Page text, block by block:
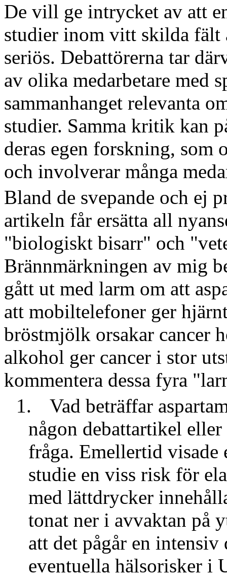
De vill ge intrycket av att
studier inom vitt skilda fält
seriös. Debattörerna tar
av olika medarbetare med
sammanhanget relevanta
studier. Samma kritik kan
deras egen forskning, som
och involverar många
Bland de svepande och ej
artikeln får ersätta all
"biologiskt bisarr" och
Brännmärkningen av mig
gått ut med larm om att
att mobiltelefoner ger
bröstmjölk orsakar cancer
alkohol ger cancer i stor
kommentera dessa fyra
1.
Vad beträffar
någon debattartikel
fråga. Emellertid visade
studie en viss risk för
med lättdrycker
tonat ner i avvaktan på
att det pågår en intensiv
eventuella hälsorisker i